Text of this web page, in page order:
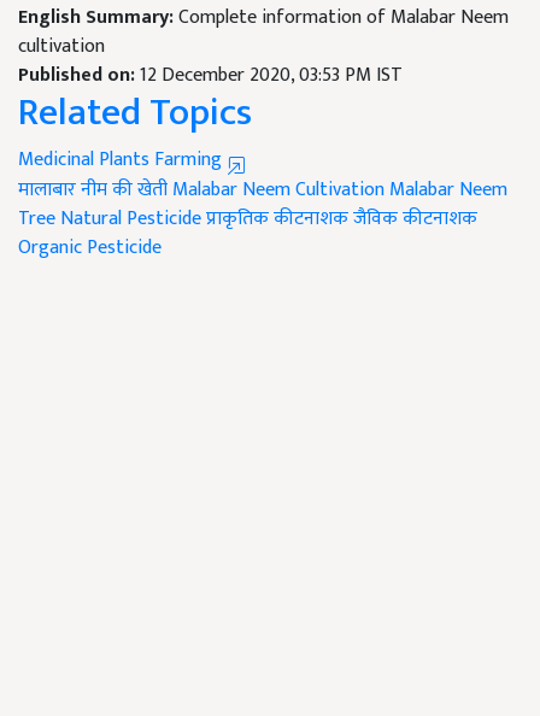
English Summary:Complete information of Malabar Neem
cultivation
Published on:12 December 2020, 03:53 PM IST
Related Topics
Medicinal Plants Farming
मालाबार नीम की खेतीMalabar Neem CultivationMalabar Neem
TreeNatural Pesticideप्राकृतिक कीटनाशकजैविक कीटनाशक
Organic Pesticide